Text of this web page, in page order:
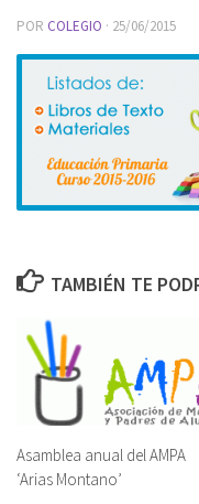
POR COLEGIO · 25/06/2015
TAMBIÉN TE
Asamblea anual del AMPA
‘Arias Montano’